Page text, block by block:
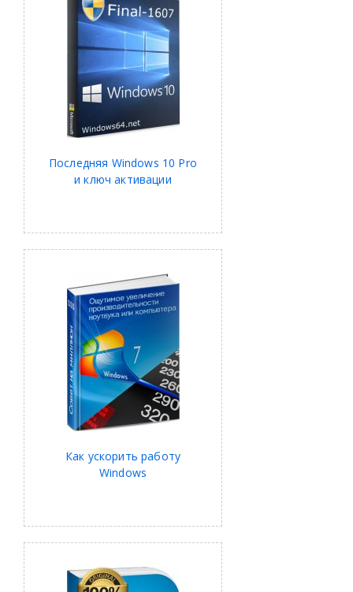
Последняя Windows 10 Pro
и ключ активации
Как ускорить работу
Windows